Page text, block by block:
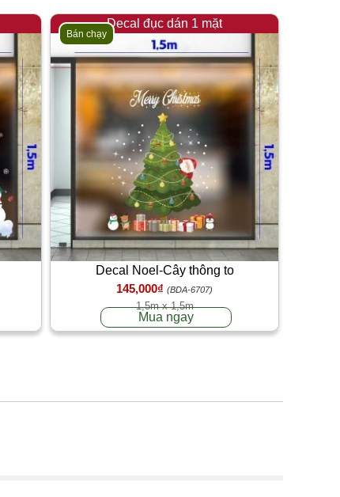
Decal đục dán 1 mặt
Bán chạy
Decal Noel-Cây thông to
145,000₫ (BDA-6707)
1,5m x 1,5m
Mua ngay